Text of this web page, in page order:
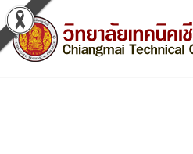
Skip
to
content